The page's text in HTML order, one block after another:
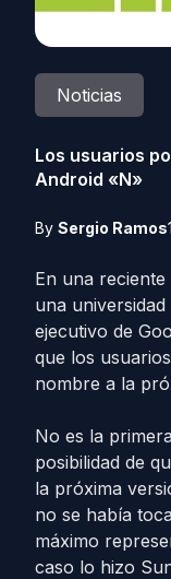
Noticias
Los usuarios
Android «N»
By Sergio Ramos
En una
una
ejecutivo de
que los
nombre a la
No es la
posibilidad de
la próxima
no se había
máximo
caso lo hizo